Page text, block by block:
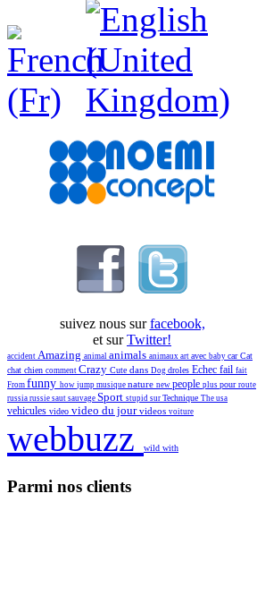
suivez nous surfacebook,
et surTwitter!
accident Amazing animal animals animaux art avec baby carCat
chat chien comment Crazy Cute dans Dog droles Echec fail fait
From funny how jump musique nature new people plus pour route
russia russie saut sauvage Sport stupid sur Technique The usa
vehicules video video du jourvideos voiture
webbuzz wild with
Parmi nos clients